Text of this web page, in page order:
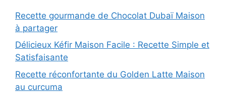
Recette gourmande de Chocolat Dubaï Maison
à partager
Délicieux Kéfir Maison Facile : Recette Simple et
Satisfaisante
Recette réconfortante du Golden Latte Maison
au curcuma